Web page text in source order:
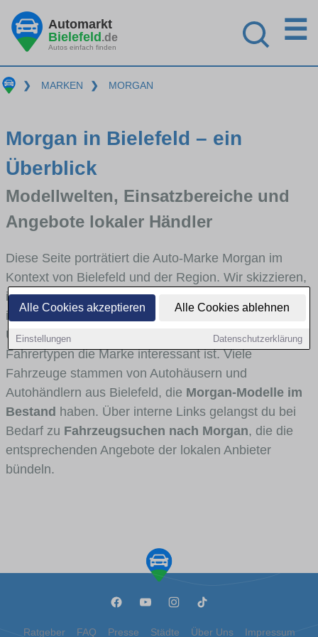
Alle Cookies akzeptieren Alle Cookies ablehnen
Einstellungen Datenschutzerklärung
Automarkt
Bielefeld.de
Autos einfach finden
☰
❯ MARKEN ❯ MORGAN
Morgan in Bielefeld – ein
Überblick
Modellwelten, Einsatzbereiche und
Angebote lokaler Händler
Diese Seite porträtiert die Auto-Marke Morgan im
Kontext von Bielefeld und der Region. Wir skizzieren,
in welchen Fahrzeugklassen Morgan stark vertreten
ist, welche Modellreihen häufig im Stadt- und
Umlandverkehr zu sehen sind und für welche
Fahrertypen die Marke interessant ist. Viele
Fahrzeuge stammen von Autohäusern und
Autohändlern aus Bielefeld, die Morgan-Modelle im
Bestand haben. Über interne Links gelangst du bei
Bedarf zu Fahrzeugsuchen nach Morgan, die die
entsprechenden Angebote der lokalen Anbieter
bündeln.
Ratgeber FAQ Presse Städte Über Uns Impressum